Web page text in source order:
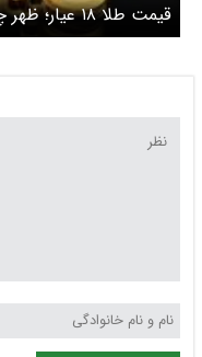
قیمت طلا ۱۸ عیار؛ ظهر چهارشنبه اول اسفند